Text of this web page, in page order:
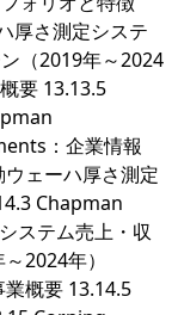
厚さ測定システ
（2019年～2024
要 13.13.5
：企業情報
ェーハ厚さ測定
Chapman
ステム売上・収
2024年）
概要 13.14.5